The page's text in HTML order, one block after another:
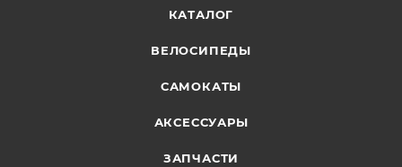
КАТАЛОГ
ВЕЛОСИПЕДЫ
САМОКАТЫ
АКСЕССУАРЫ
ЗАПЧАСТИ